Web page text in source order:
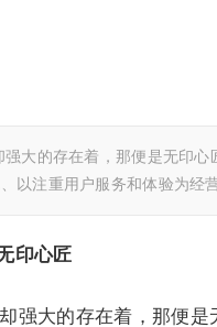
大的存在着，那便是无印心
以注重用户服务和体验为经
印心匠
强大的存在着，那便是